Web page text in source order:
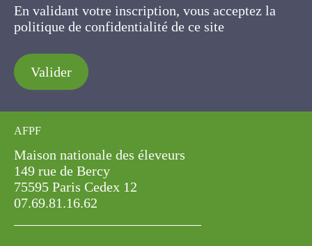
En validant votre inscription, vous acceptez la
politique de confidentialité de ce site
Valider
AFPF
Maison nationale des éleveurs
149 rue de Bercy
75595 Paris Cedex 12
07.69.81.16.62